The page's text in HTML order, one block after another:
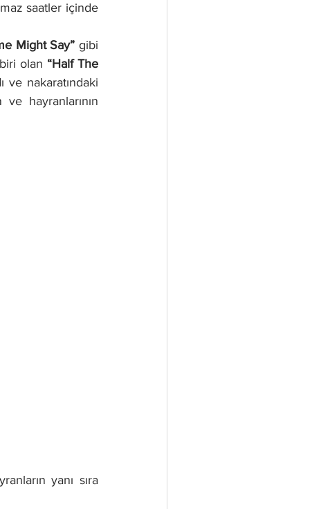
saatler içinde
Might Say” gibi
olan “Half The
hayranlarının
yanı sıra